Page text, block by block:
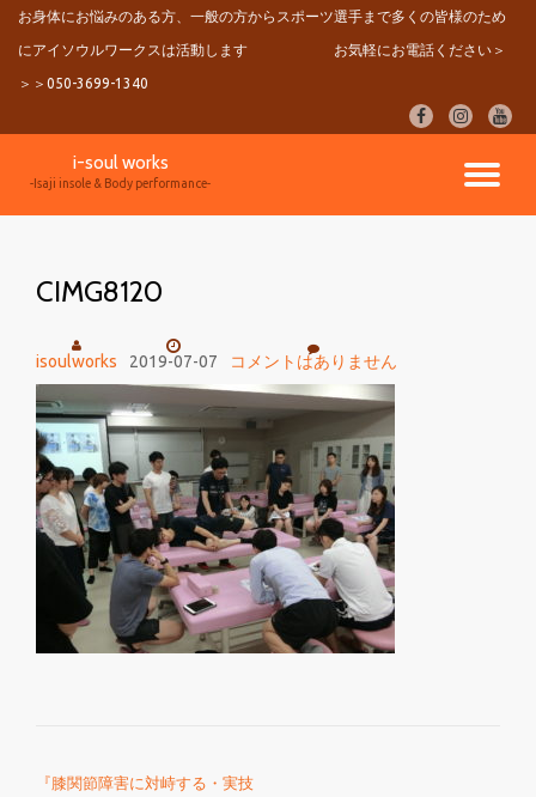
ン
お身体にお悩みのある方、一般の方からスポーツ選手まで多くの皆様のため
にアイソウルワークスは活動します お気軽にお電話ください＞
＞＞050-3699-1340
fa-
facebook
fa-
instagram
fa-
ナ
i-soul works
-Isaji insole & Body performance-
CIMG8120
isoulworks 2019-07-07 コメントはありません
『膝関節障害に対峙する・実技